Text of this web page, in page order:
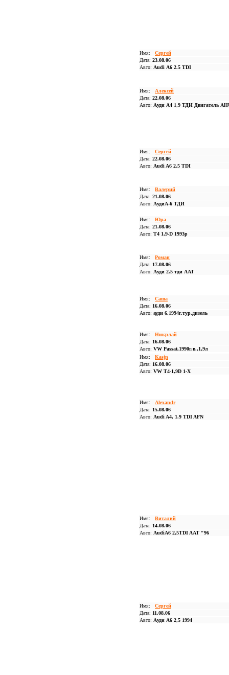
Имя: Сергей
Дата: 23.08.06
Авто: Audi А6 2.5 TDI
Имя: Алексей
Дата: 22.08.06
Авто: Ауди А4 1,9 ТДИ Двигатель
Имя: Сергей
Дата: 22.08.06
Авто: Audi A6 2.5 TDI
Имя: Валерий
Дата: 21.08.06
Авто: АудиА-6 ТДИ
Имя: Юра
Дата: 21.08.06
Авто: T4 1,9-D 1993р
Имя: Роман
Дата: 17.08.06
Авто: Ауди 2.5 тди ААТ
Имя: Саша
Дата: 16.08.06
Авто: ауди 6.1994г.тур.дизель
Имя: Никрлай
Дата: 16.08.06
Авто: VW Passat,1990г.в.,1,9л
Имя: Kasjn
Дата: 16.08.06
Авто: VW T4-1,9D 1-X
Имя: Alexandr
Дата: 15.08.06
Авто: Audi A4, 1.9 TDI AFN
Имя: Виталий
Дата: 14.08.06
Авто: AudiA6 2,5TDI AAT "96
Имя: Сергей
Дата: 11.08.06
Авто: Ауди А6 2,5 1994